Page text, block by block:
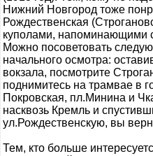
Нижний Новгород тоже
Рождественская
куполами, напоминающими
Можно посоветовать
начального осмотра:
вокзала, посмотрите
поднимитесь на трамвае в
Покровская, пл.Минина и
насквозь Кремль и
ул.Рождественскую, вы
Тем, кто больше